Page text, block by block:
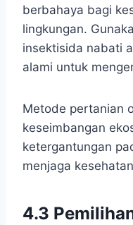
berbahaya bagi
lingkungan.
insektisida nabati
alami untuk
Metode pertanian
keseimbangan
ketergantungan
menjaga
4.3